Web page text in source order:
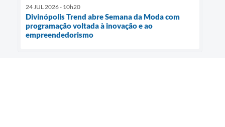
24 JUL 2026 - 10h20
Divinópolis Trend abre Semana da Moda com
programação voltada à inovação e ao
empreendedorismo